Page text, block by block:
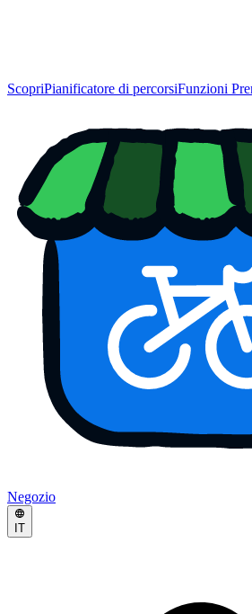
ScopriPianificatore di percorsiFunzioni
Negozio
IT